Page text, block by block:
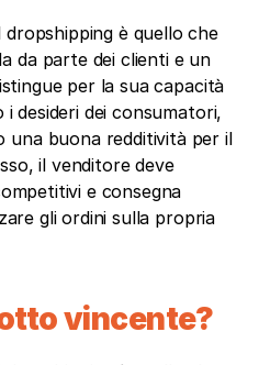
è quello che
da parte dei clienti e un
per la sua capacità
i desideri dei consumatori,
una buona redditività per il
il venditore deve
e consegna
gli ordini sulla propria
vincente?